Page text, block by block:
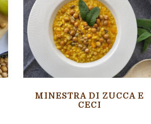
MINESTRA DI ZUCCA E
CECI